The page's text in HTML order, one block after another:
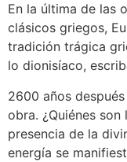
En la última de las
clásicos griegos,
tradición trágica
lo dionisíaco,
​2600 años
obra. ¿Quiénes son
presencia de la
energía se